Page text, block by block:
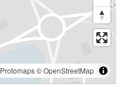
Protomaps©OpenStreetMap